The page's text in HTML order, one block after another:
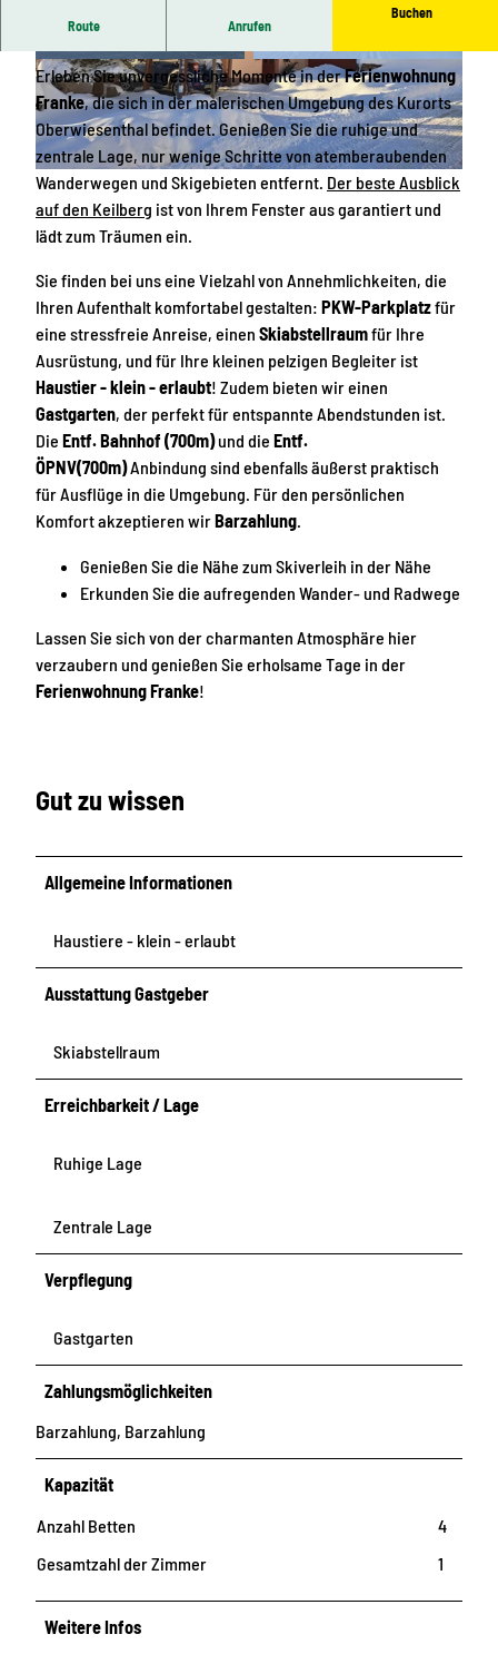
2
0
2
1
1
3
0
_
0
8
5
6
2
I
M
G
-
2
0
2
1
2
0
4
-
W
A
0
0
0
I
M
G
-
2
0
1
2
0
4
-
W
A
0
0
0
Route Anrufen
Buchen
Entdecken Sie die Ferienwohnung Franke!
Erleben Sie unvergessliche Momente in derFerienwohnung
Franke, die sich in der malerischen Umgebung des Kurorts
Oberwiesenthal befindet. Genießen Sie die ruhige und
zentrale Lage, nur wenige Schritte von atemberaubenden
Wanderwegen und Skigebieten entfernt. Der beste Ausblick
auf den Keilberg ist von Ihrem Fenster aus garantiert und
lädt zum Träumen ein.
Sie finden bei uns eine Vielzahl von Annehmlichkeiten, die
Ihren Aufenthalt komfortabel gestalten: PKW-Parkplatzfür
eine stressfreie Anreise, einen Skiabstellraumfür Ihre
Ausrüstung, und für Ihre kleinen pelzigen Begleiter ist
Haustier - klein - erlaubt! Zudem bieten wir einen
Gastgarten, der perfekt für entspannte Abendstunden ist.
Die Entf. Bahnhof (700m)und die Entf.
ÖPNV(700m)Anbindung sind ebenfalls äußerst praktisch
für Ausflüge in die Umgebung. Für den persönlichen
Komfort akzeptieren wirBarzahlung.
Genießen Sie die Nähe zum Skiverleih in der Nähe
Erkunden Sie die aufregenden Wander- und Radwege
Lassen Sie sich von der charmanten Atmosphäre hier
verzaubern und genießen Sie erholsame Tage in der
Ferienwohnung Franke!
Gut zu wissen
Allgemeine Informationen
Haustiere - klein - erlaubt
Ausstattung Gastgeber
Skiabstellraum
Erreichbarkeit / Lage
Ruhige Lage
Zentrale Lage
Verpflegung
Gastgarten
Zahlungsmöglichkeiten
Barzahlung, Barzahlung
Kapazität
Anzahl Betten
4
Gesamtzahl der Zimmer
1
Weitere Infos